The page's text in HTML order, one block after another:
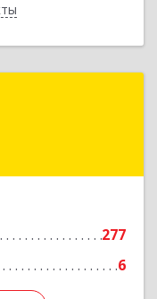
277
6
г, М.Горького